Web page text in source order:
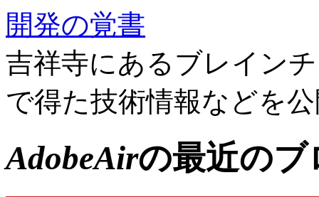
開発の覚書
吉祥寺にあるブレイン
で得た技術情報などを
AdobeAirの最近のブ